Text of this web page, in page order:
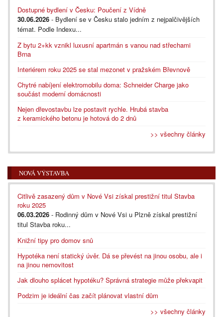
Dostupné bydlení v Česku: Poučení z Vídně
30.06.2026 - Bydlení se v Česku stalo jedním z nejpalčivějších
témat. Podle Indexu...
Z bytu 2+kk vznikl luxusní apartmán s vanou nad střechami
Brna
Interiérem roku 2025 se stal mezonet v pražském Břevnově
Chytré nabíjení elektromobilu doma: Schneider Charge jako
součást moderní domácnosti
Nejen dřevostavbu lze postavit rychle. Hrubá stavba
z keramického betonu je hotová do 2 dnů
>> všechny články
NOVÁ VÝSTAVBA
Citlivě zasazený dům v Nové Vsi získal prestižní titul Stavba
roku 2025
06.03.2026 - Rodinný dům v Nové Vsi u Plzně získal prestižní
titul Stavba roku...
Knižní tipy pro domov snů
Hypotéka není statický úvěr. Dá se převést na jinou osobu, ale i
na jinou nemovitost
Jak dlouho splácet hypotéku? Správná strategie může překvapit
Podzim je ideální čas začít plánovat vlastní dům
>> všechny články